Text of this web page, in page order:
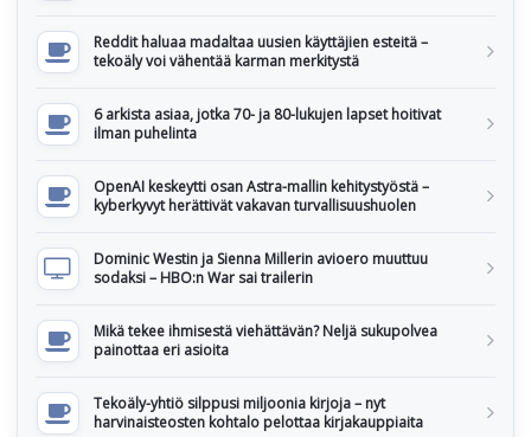
Reddit haluaa madaltaa uusien käyttäjien esteitä –
tekoäly voi vähentää karman merkitystä
6 arkista asiaa, jotka 70- ja 80-lukujen lapset hoitivat
ilman puhelinta
OpenAI keskeytti osan Astra-mallin kehitystyöstä –
kyberkyvyt herättivät vakavan turvallisuushuolen
Dominic Westin ja Sienna Millerin avioero muuttuu
sodaksi – HBO:n War sai trailerin
Mikä tekee ihmisestä viehättävän? Neljä sukupolvea
painottaa eri asioita
Tekoäly-yhtiö silppusi miljoonia kirjoja – nyt
harvinaisteosten kohtalo pelottaa kirjakauppiaita